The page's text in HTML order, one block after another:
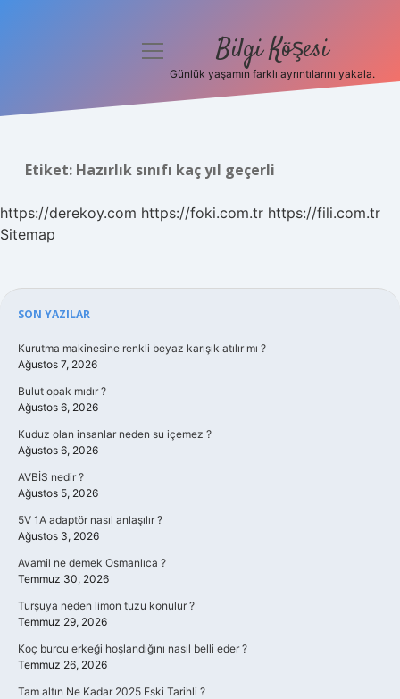
Hakkımızda
menüyü
Bilgi Köşesi
Günlük yaşamın farklı ayrıntılarını yakala.
Etiket: Hazırlık sınıfı kaç yıl geçerli
https://derekoy.com https://foki.com.tr https://fili.com.tr
Sitemap
Sidebar
SON YAZILAR
Kurutma makinesine renkli beyaz karışık atılır mı ?
Ağustos 7, 2026
Bulut opak mıdır ?
Ağustos 6, 2026
Kuduz olan insanlar neden su içemez ?
Ağustos 6, 2026
AVBİS nedir ?
Ağustos 5, 2026
5V 1A adaptör nasıl anlaşılır ?
Ağustos 3, 2026
Avamil ne demek Osmanlıca ?
Temmuz 30, 2026
Turşuya neden limon tuzu konulur ?
Temmuz 29, 2026
Koç burcu erkeği hoşlandığını nasıl belli eder ?
Temmuz 26, 2026
Tam altın Ne Kadar 2025 Eski Tarihli ?